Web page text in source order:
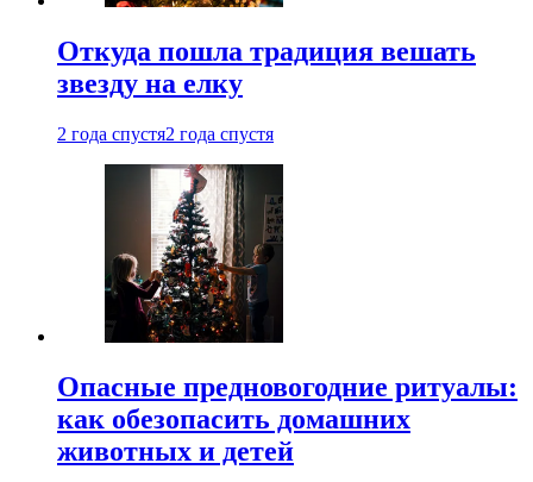
Откуда пошла традиция вешать
звезду на елку
2 года спустя2 года спустя
Опасные предновогодние ритуалы:
как обезопасить домашних
животных и детей